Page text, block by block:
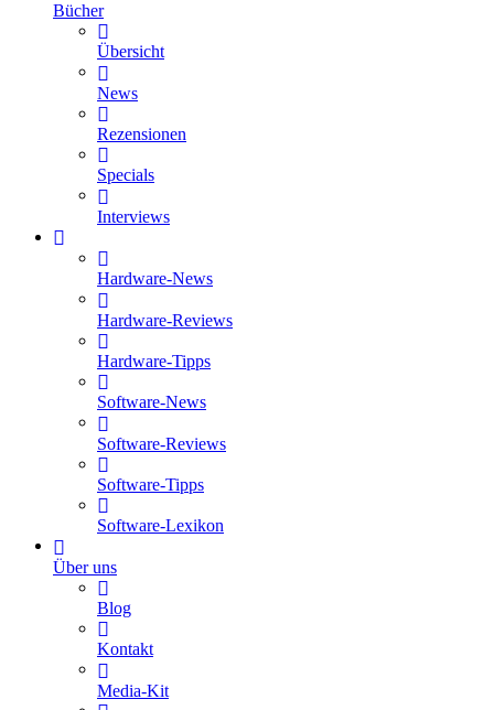
Bücher
Übersicht
News
Rezensionen
Specials
Interviews
Hardware-News
Hardware-Reviews
Hardware-Tipps
Software-News
Software-Reviews
Software-Tipps
Software-Lexikon
Über uns
Blog
Kontakt
Media-Kit